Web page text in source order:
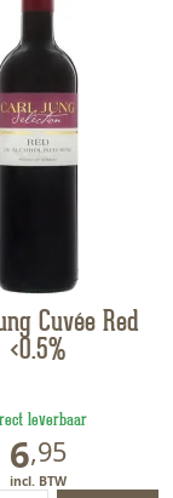
Cuvée Red
<0.5%
6,95
leverbaar